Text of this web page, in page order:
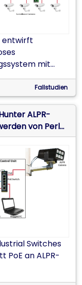
entwirft
mit
das sich
IRG5000
Fallstudien
ALPR-
von Perle
Switches
PoE an ALPR-